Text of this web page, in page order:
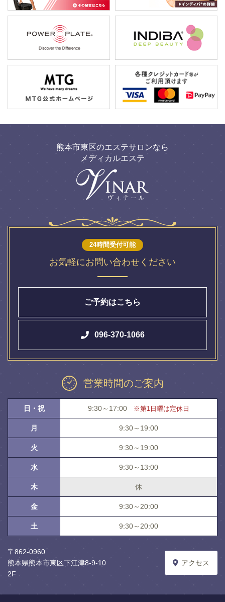
熊本市東区のエステサロンなら
メディカルエステ
24時間受付可能
お気軽にお問い合わせください
ご予約はこちら
096-370-1066
営業時間のご案内
日・祝 9:30～17:00 ※第1日曜は定休日
月 9:30～19:00
火 9:30～19:00
水 9:30～13:00
木 休
金 9:30～20:00
土 9:30～20:00
〒862-0960
熊本県熊本市東区下江津8-9-10
2F
アクセス